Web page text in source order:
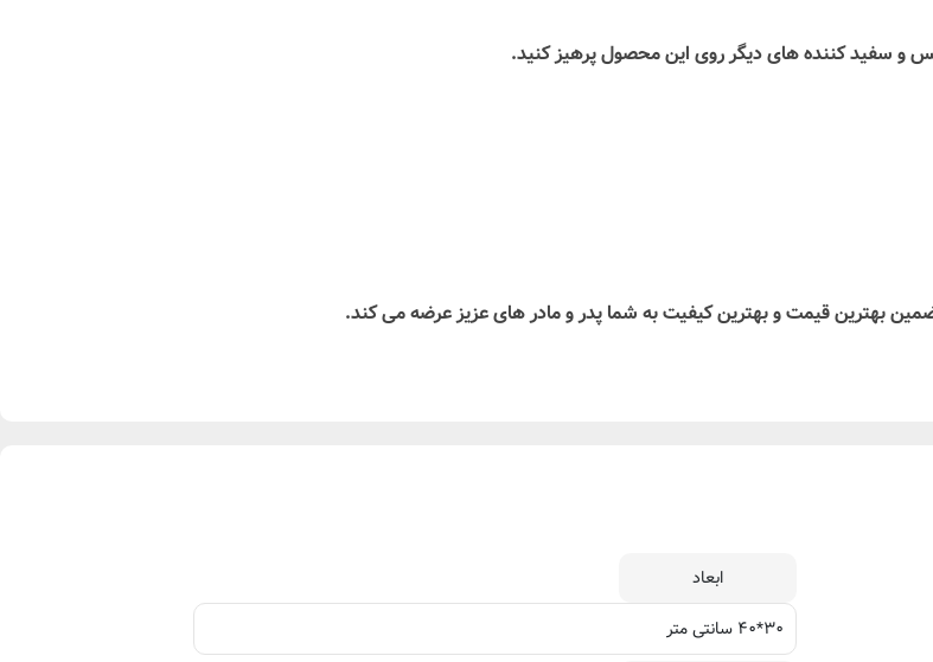
تضمین بهترین قیمت و بهترین کیفیت به شما پدر و مادر های عزیز عرضه می کند.
ابعاد
۳۰*۴۰ سانتی متر